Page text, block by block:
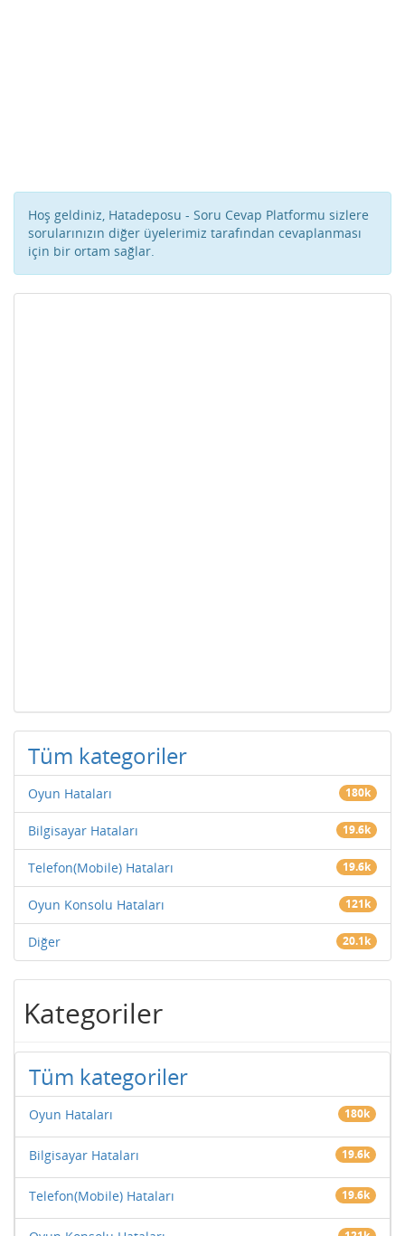
Hoş geldiniz, Hatadeposu - Soru Cevap Platformu sizlere
sorularınızın diğer üyelerimiz tarafından cevaplanması
için bir ortam sağlar.
Tüm kategoriler
Oyun Hataları 180k
Bilgisayar Hataları 19.6k
Telefon(Mobile) Hataları 19.6k
Oyun Konsolu Hataları 121k
Diğer 20.1k
Kategoriler
Tüm kategoriler
Oyun Hataları 180k
Bilgisayar Hataları 19.6k
Telefon(Mobile) Hataları 19.6k